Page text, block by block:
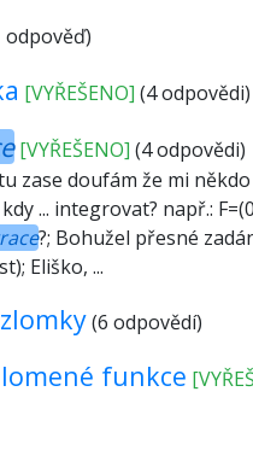
odpověď)
[VYŘEŠENO] (4 odpovědi)
[VYŘEŠENO] (4 odpovědi)
zase doufám že mi
... integrovat? např.:
?; Bohužel přesné
Eliško, ...
(6 odpovědí)
funkce